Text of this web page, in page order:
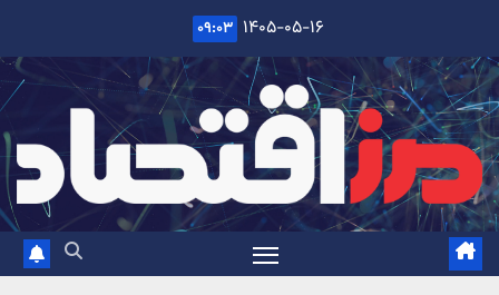
content
۱۴۰۵-۰۵-۱۶ ۰۹:۰۳